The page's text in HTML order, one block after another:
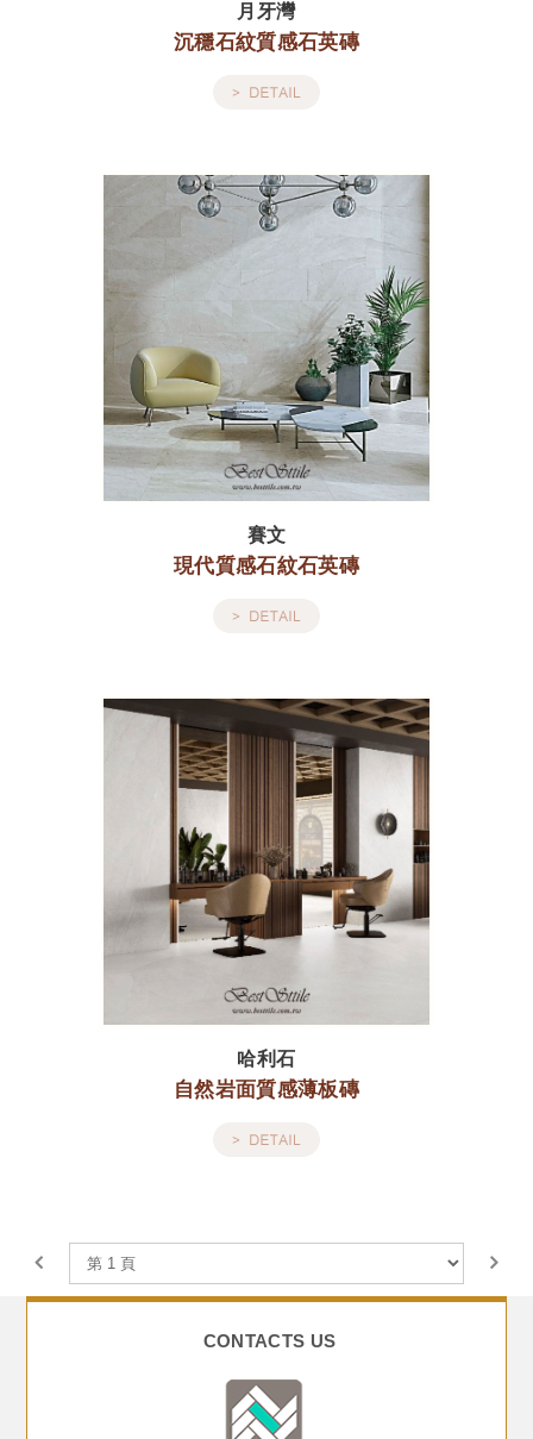
月牙灣
沉穩石紋質感石英磚
賽文
現代質感石紋石英磚
哈利石
自然岩面質感薄板磚
CONTACTS US